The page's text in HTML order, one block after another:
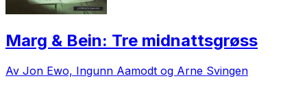
Marg & Bein: Tre midnattsgrøss
Av Jon Ewo, Ingunn Aamodt og Arne Svingen